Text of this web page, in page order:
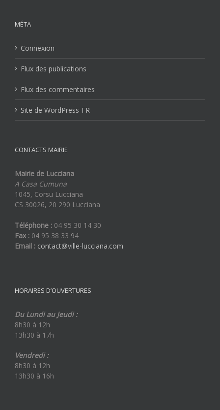
MÉTA
Connexion
Flux des publications
Flux des commentaires
Site de WordPress-FR
CONTACTS MAIRIE
Mairie de Lucciana
A Casa Cumuna
1045, Corsu Lucciana
CS 30026, 20 290 Lucciana
Téléphone : 04 95 30 14 30
Fax : 04 95 38 33 94
Email : contact@ville-lucciana.com
HORAIRES D’OUVERTURES
Du Lundi au Jeudi :
8h30 à 12h
13h30 à 17h
Vendredi :
8h30 à 12h
13h30 à 16h